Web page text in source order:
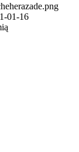
01-16